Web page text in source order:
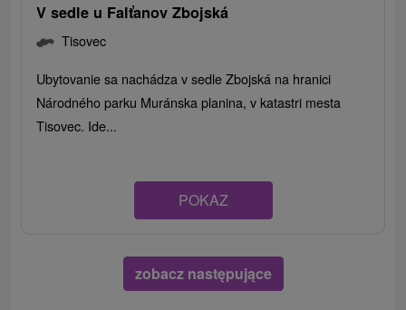
V sedle u Falťanov Zbojská
Tisovec
Ubytovanie sa nachádza v sedle Zbojská na hranici
Národného parku Muránska planina, v katastri mesta
Tisovec. Ide...
POKAZ
zobacz następujące